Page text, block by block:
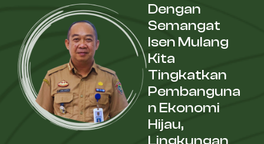
Dengan
Semangat
Isen Mulang
Kita
Tingkatkan
Pembanguna
n Ekonomi
Hijau,
Lingkungan